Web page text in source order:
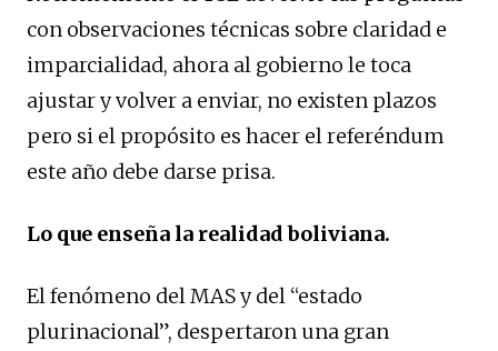
con observaciones técnicas sobre claridad e
imparcialidad, ahora al gobierno le toca
ajustar y volver a enviar, no existen plazos
pero si el propósito es hacer el referéndum
este año debe darse prisa.
Lo que enseña la realidad boliviana.
El fenómeno del MAS y del “estado
plurinacional”, despertaron una gran